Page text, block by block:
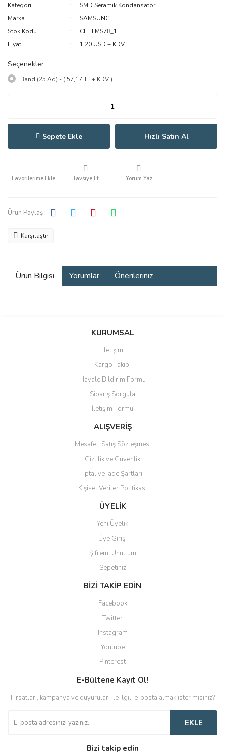
Kategori
SMD Seramik Kondansatör
Marka
SAMSUNG
Stok Kodu
CFHLMS78_1
Fiyat
1,20 USD + KDV
Seçenekler
Band (25 Ad) - ( 57,17 TL + KDV )
Sepete Ekle Hızlı Satın Al
Tavsiye Et Yorum Yaz
Ürün Paylaş :
Karşılaştır
Ürün Bilgisi Yorumlar Önerileriniz
Bu ürüne ilk yorumu siz yapın!
Yorum Yaz
Ürün resmi kalitesiz, bozuk veya görüntülenemiyor.
Ürün açıklamasında eksik bilgiler bulunuyor.
Ürün bilgilerinde hatalar bulunuyor.
Ürün fiyatı diğer sitelerden daha pahalı.
Bu ürüne benzer farklı alternatifler olmalı.
Gönder
KURUMSAL
İletişim
Kargo Takibi
Havale Bildirim Formu
Sipariş Sorgula
İletişim Formu
ALIŞVERİŞ
Mesafeli Satış Sözleşmesi
Gizlilik ve Güvenlik
İptal ve İade Şartları
Kişisel Veriler Politikası
ÜYELİK
Yeni Üyelik
Üye Girişi
Şifremi Unuttum
Sepetiniz
BİZİ TAKİP EDİN
Facebook
Twitter
Instagram
Youtube
Pinterest
E-Bültene Kayıt Ol!
Fırsatları, kampanya ve duyuruları ile ilgili e-posta almak ister misiniz?
EKLE
Bizi takip edin